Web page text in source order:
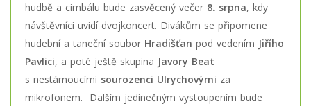
hudbě a cimbálu bude zasvěcený večer 8. srpna, kdy
návštěvníci uvidí dvojkoncert. Divákům se připomene
hudební a taneční soubor Hradišťan pod vedením Jiřího
Pavlici, a poté ještě skupina Javory Beat
s nestárnoucími sourozenci Ulrychovými za
mikrofonem. Dalším jedinečným vystoupením bude